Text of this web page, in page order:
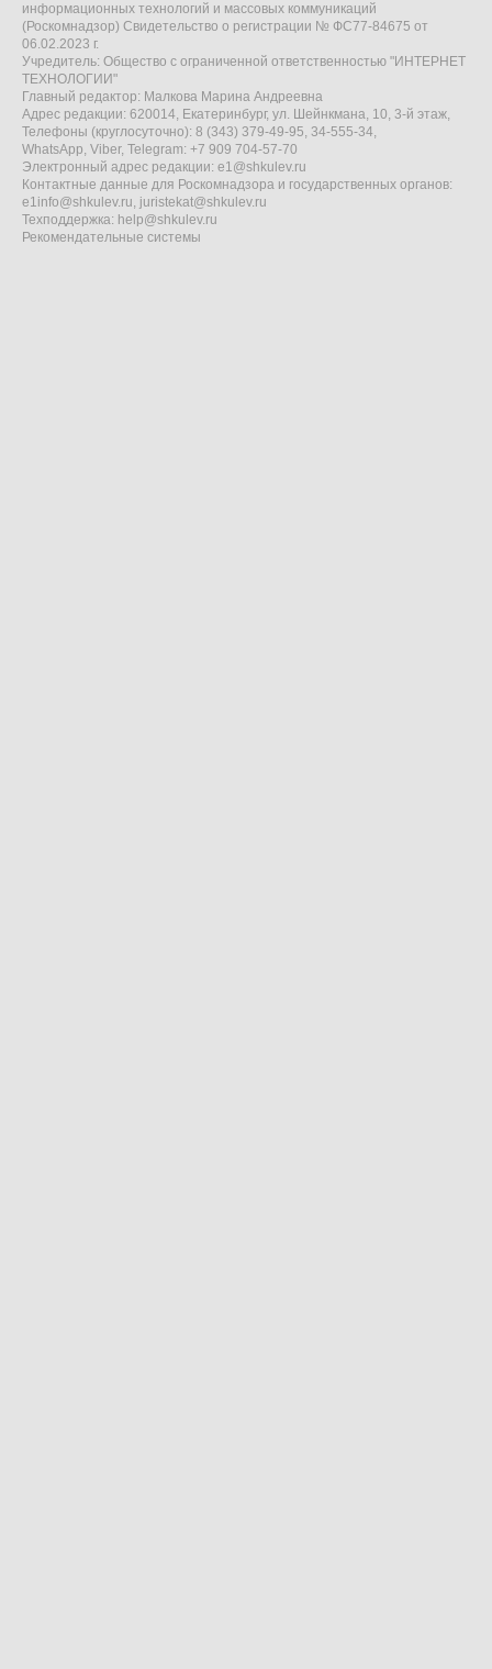
информационных технологий и массовых коммуникаций
(Роскомнадзор) Свидетельство о регистрации № ФС77-84675 от
06.02.2023 г.
Учредитель: Общество с ограниченной ответственностью "ИНТЕРНЕТ
ТЕХНОЛОГИИ"
Главный редактор: Малкова Марина Андреевна
Адрес редакции: 620014, Екатеринбург, ул. Шейнкмана, 10, 3-й этаж,
Телефоны (круглосуточно): 8 (343) 379-49-95, 34-555-34,
WhatsApp, Viber, Telegram: +7 909 704-57-70
Электронный адрес редакции: e1@shkulev.ru
Контактные данные для Роскомнадзора и государственных органов:
e1info@shkulev.ru, juristekat@shkulev.ru
Техподдержка: help@shkulev.ru
Рекомендательные системы